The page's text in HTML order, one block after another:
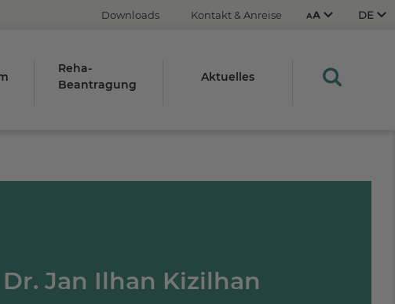
Downloads Kontakt & Anreise
Reha-
Beantragung
Aktuelles
Jan Ilhan Kizilhan